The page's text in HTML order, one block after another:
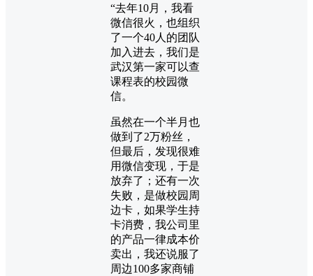
“去年10月，我看
微信很火，也组织
了一个40人的团队
加入进去，我们是
武汉第一家可以查
课程表的校园微
信。
虽然在一个半月也
做到了2万粉丝，
但最后，发现很难
用微信变现，于是
放弃了；还有一次
失败，是做校园周
边卡，如果学生持
卡消费，我公司里
的产品一律成本价
卖出，我还说服了
周边100多家商铺